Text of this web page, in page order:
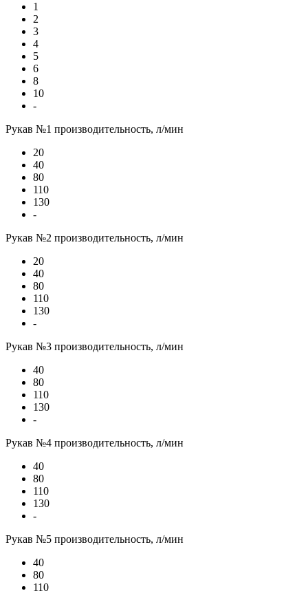
1
2
3
4
5
6
8
10
-
Рукав №1 производительность, л/мин
20
40
80
110
130
-
Рукав №2 производительность, л/мин
20
40
80
110
130
-
Рукав №3 производительность, л/мин
40
80
110
130
-
Рукав №4 производительность, л/мин
40
80
110
130
-
Рукав №5 производительность, л/мин
40
80
110